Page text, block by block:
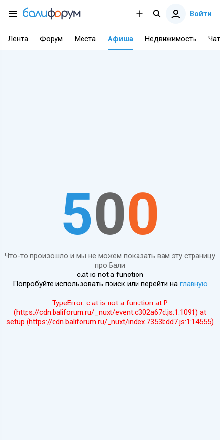
Войти
Лента Форум Места Афиша Недвижимость Чат
500
Что-то произошло и мы не можем показать вам эту страницу
про Бали
c.at is not a function
Попробуйте использовать поиск или перейти на главную
TypeError: c.at is not a function at P
(https://cdn.baliforum.ru/_nuxt/event.c302a67d.js:1:1091) at
setup (https://cdn.baliforum.ru/_nuxt/index.7353bdd7.js:1:14555)